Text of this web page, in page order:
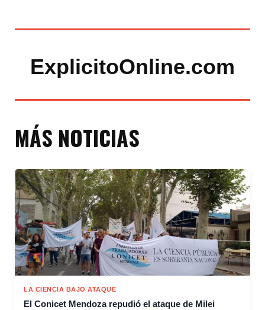
ExplicitoOnline.com
MÁS NOTICIAS
LA CIENCIA BAJO ATAQUE
El Conicet Mendoza repudió el ataque de Milei